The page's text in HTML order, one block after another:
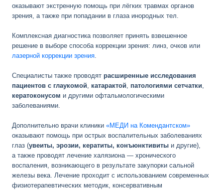
оказывают экстренную помощь при лёгких травмах органов
зрения, а также при попадании в глаза инородных тел.
Комплексная диагностика позволяет принять взвешенное
решение в выборе способа коррекции зрения: линз, очков или
лазерной коррекции зрения.
Специалисты также проводят расширенные исследования
пациентов с глаукомой, катарактой, патологиями сетчатки,
кератоконусом и другими офтальмологическими
заболеваниями.
Дополнительно врачи клиники «МЕДИ на Комендантском»
оказывают помощь при острых воспалительных заболеваниях
глаз (увеиты, эрозии, кератиты, конъюнктивиты и другие),
а также проводят лечение халязиона — хронического
воспаления, возникающего в результате закупорки сальной
железы века. Лечение проходит с использованием современных
физиотерапевтических методик, консервативным